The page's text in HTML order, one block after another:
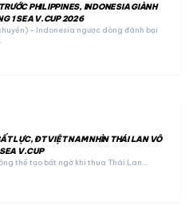
PHILIPPINES, INDONESIA GIÀNH
1 SEA V.CUP 2026
– Indonesia ngược dòng đánh bại
LỰC, ĐT VIỆT NAM NHÌN THÁI LAN VÔ
V.CUP
thể tạo bất ngờ khi thua Thái Lan…